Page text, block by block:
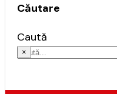
Căutare
Caută
×